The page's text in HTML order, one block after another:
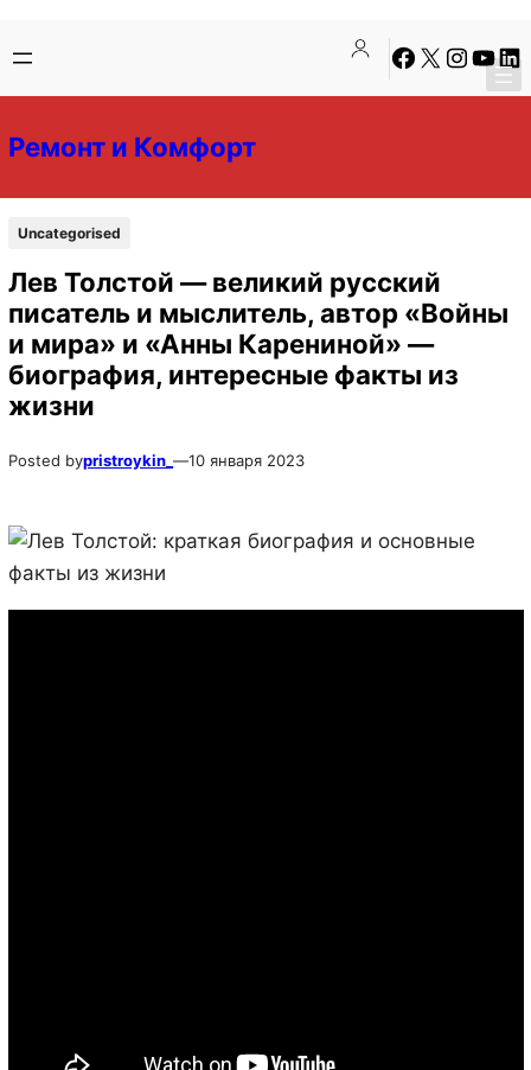
содержимому
содержимому
Facebook
X Instagram
Ремонт и Комфорт
Uncategorised
Лев Толстой — великий русский
писатель и мыслитель, автор «Войны
и мира» и «Анны Карениной» —
биография, интересные факты из
жизни
Posted bypristroykin_ —10 января 2023